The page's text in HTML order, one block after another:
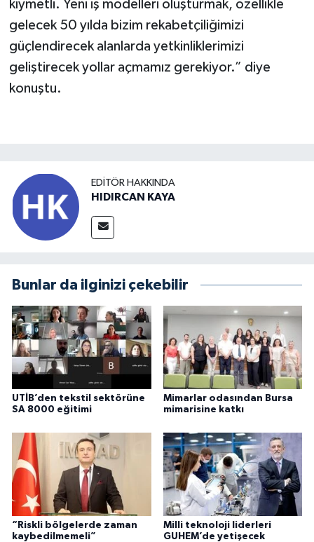
kıymetli. Yeni iş modelleri oluşturmak, özellikle
gelecek 50 yılda bizim rekabetçiliğimizi
güçlendirecek alanlarda yetkinliklerimizi
geliştirecek yollar açmamız gerekiyor.” diye
konuştu.
EDITÖR HAKKINDA
HIDIRCAN KAYA
Bunlar da ilginizi çekebilir
UTİB’den tekstil sektörüne
SA 8000 eğitimi
Mimarlar odasından Bursa
mimarisine katkı
“Riskli bölgelerde zaman
kaybedilmemeli”
Milli teknoloji liderleri
GUHEM’de yetişecek